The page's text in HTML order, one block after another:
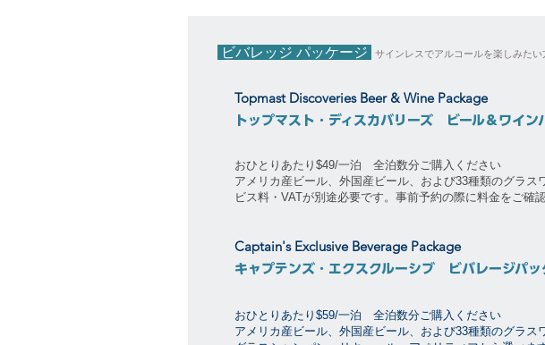
ビバレッジ パッケージ サインレスでアルコールを楽しみたい
Topmast Discoveries Beer & Wine Package
トップマスト・ディスカバリーズ ビール＆ワイン
おひとりあたり$49/一泊 全泊数分ご購入ください
アメリカ産ビール、外国産ビール、および33種類のグラス
ビス料・VATが別途必要です。事前予約の際に料金をご確認
Captain's Exclusive Beverage Package
キャプテンズ・エクスクルーシブ ビバレージパッ
おひとりあたり$59/一泊 全泊数分ご購入ください
アメリカ産ビール、外国産ビール、および33種類のグラス